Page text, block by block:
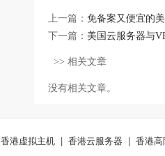
上一篇： 免备案又便宜的
下一篇： 美国云服务器与
>> 相关文章
没有相关文章。
香港虚拟主机 | 香港云服务器 | 香港